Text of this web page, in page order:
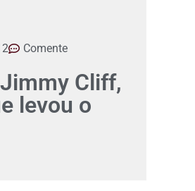
Comente
Cliff,
levou o